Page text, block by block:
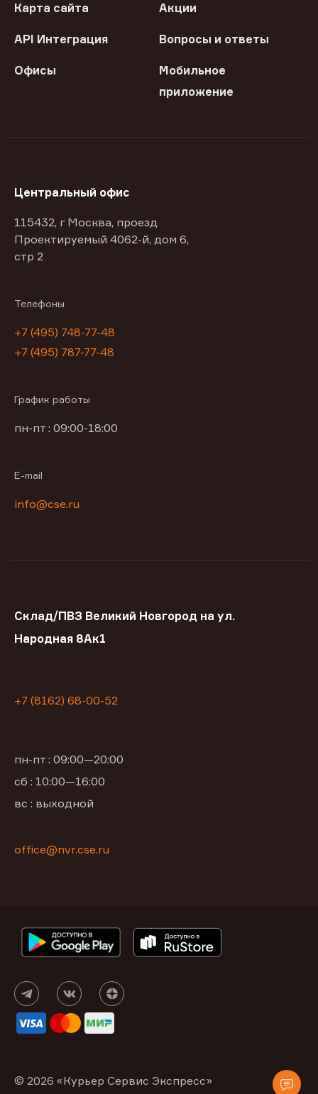
Карта сайта Акции
API Интеграция Вопросы и ответы
Офисы
Мобильное
приложение
Центральный офис
115432, г Москва, проезд
Проектируемый 4062-й, дом 6,
стр 2
Телефоны
+7 (495) 748-77-48
+7 (495) 787-77-48
График работы
пн-пт : 09:00-18:00
E-mail
info@cse.ru
Склад/ПВЗ Великий Новгород на ул.
Народная 8Ак1
+7 (8162) 68-00-52
пн-пт : 09:00—20:00
сб : 10:00—16:00
вс : выходной
office@nvr.cse.ru
© 2026 «Курьер Сервис Экспресс»